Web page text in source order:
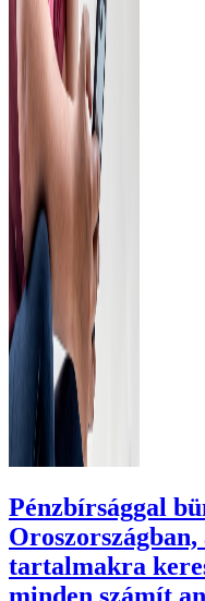
Pénzbírsággal
Oroszországban,
tartalmakra